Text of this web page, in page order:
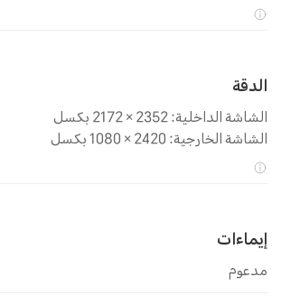
الدقة
الشاشة الداخلية: 2352 × 2172 بكسل
الشاشة الخارجية: 2420 × 1080 بكسل
إيماءات
مدعوم